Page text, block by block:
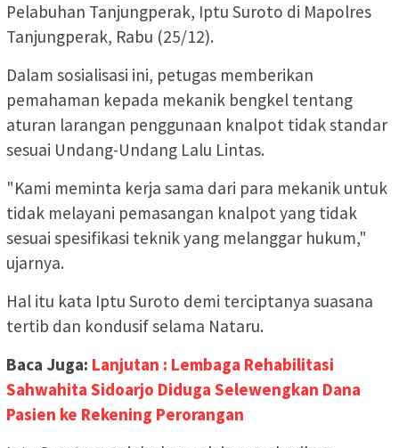
Pelabuhan Tanjungperak, Iptu Suroto di Mapolres
Tanjungperak, Rabu (25/12).
Dalam sosialisasi ini, petugas memberikan
pemahaman kepada mekanik bengkel tentang
aturan larangan penggunaan knalpot tidak standar
sesuai Undang-Undang Lalu Lintas.
"Kami meminta kerja sama dari para mekanik untuk
tidak melayani pemasangan knalpot yang tidak
sesuai spesifikasi teknik yang melanggar hukum,"
ujarnya.
Hal itu kata Iptu Suroto demi terciptanya suasana
tertib dan kondusif selama Nataru.
Baca Juga: Lanjutan : Lembaga Rehabilitasi
Sahwahita Sidoarjo Diduga Selewengkan Dana
Pasien ke Rekening Perorangan